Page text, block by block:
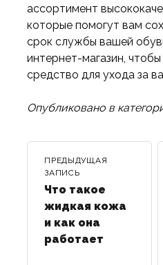
ассортимент
которые помогут вам
срок службы вашей
интернет-магазин,
средство для ухода за
Опубликовано в
ПРЕДЫДУЩАЯ
ЗАПИСЬ
Что такое
жидкая кожа
и как она
работает